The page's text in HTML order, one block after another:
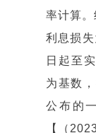
率计算
利息损
日起至
为基数
公布的
【（